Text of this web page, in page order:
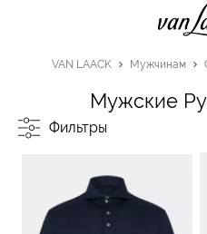
VAN LAACK Мужчинам
Мужские
Фильтры